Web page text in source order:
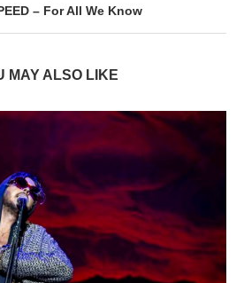
– For All We Know
MAY ALSO LIKE